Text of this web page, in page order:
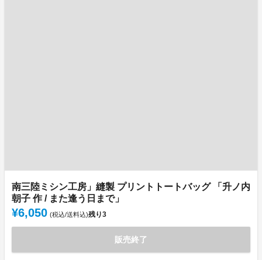
南三陸ミシン工房」縫製 プリントトートバッグ 「升ノ内
朝子 作 / また逢う日まで」
¥6,050 (税込/送料込)残り3
販売終了